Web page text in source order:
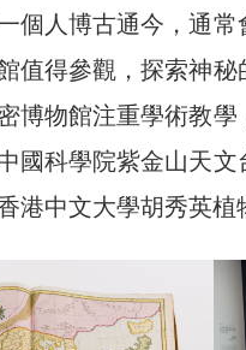
個人博古通今，通常
值得參觀，探索神
博物館注重學術教
國科學院紫金山天
港中文大學胡秀英植